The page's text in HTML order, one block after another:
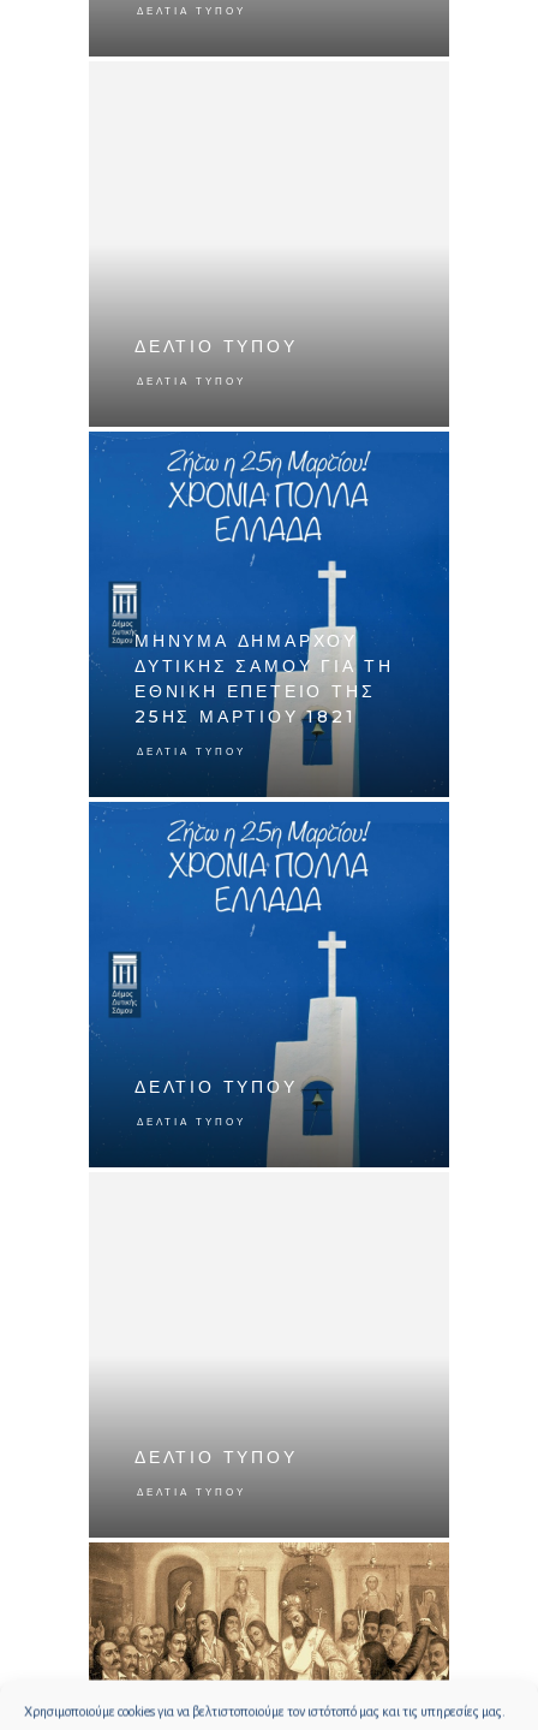
Χρησιμοποιούμε cookies για να βελτιστοποιούμε τον ιστότοπό μας και τις υπηρεσίες μας.
ΔΕΛΤΊΑ ΤΎΠΟΥ
ΔΕΛΤΙΟ ΤΥΠΟΥ
ΔΕΛΤΊΑ ΤΎΠΟΥ
ΜΗΝΥΜΑ ΔΗΜΑΡΧΟΥ
ΔΥΤΙΚΗΣ ΣΑΜΟΥ ΓΙΑ ΤΗ
ΕΘΝΙΚΗ ΕΠΕΤΕΙΟ ΤΗΣ
25ΗΣ ΜΑΡΤΙΟΥ 1821
ΔΕΛΤΊΑ ΤΎΠΟΥ
ΔΕΛΤΙΟ ΤΥΠΟΥ
ΔΕΛΤΊΑ ΤΎΠΟΥ
ΔΕΛΤΙΟ ΤΥΠΟΥ
ΔΕΛΤΊΑ ΤΎΠΟΥ